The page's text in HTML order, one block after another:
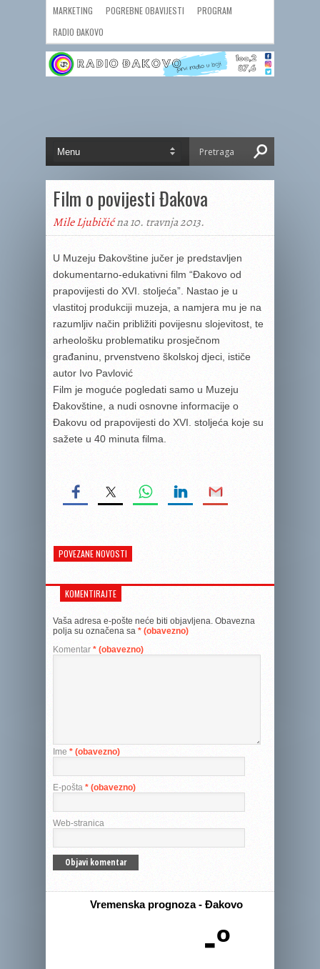
MARKETING POGREBNE OBAVIJESTI
PROGRAM
RADIO ĐAKOVO
Film o povijesti Đakova
Mile Ljubičićna 10. travnja 2013.
U Muzeju Đakovštine jučer je predstavljen
dokumentarno-edukativni film “Đakovo od
prapovijesti do XVI. stoljeća”. Nastao je u
vlastitoj produkciji muzeja, a namjera mu je na
razumljiv način približiti povijesnu slojevitost, te
arheološku problematiku prosječnom
građaninu, prvenstveno školskoj djeci, ističe
autor Ivo Pavlović
Film je moguće pogledati samo u Muzeju
Đakovštine, a nudi osnovne informacije o
Đakovu od prapovijesti do XVI. stoljeća koje su
sažete u 40 minuta filma.
POVEZANE NOVOSTI
KOMENTIRAJTE
Vaša adresa e-pošte neće biti objavljena. Obavezna
polja su označena sa * (obavezno)
Komentar * (obavezno)
Ime * (obavezno)
E-pošta * (obavezno)
Web-stranica
Vremenska prognoza - Đakovo
-º